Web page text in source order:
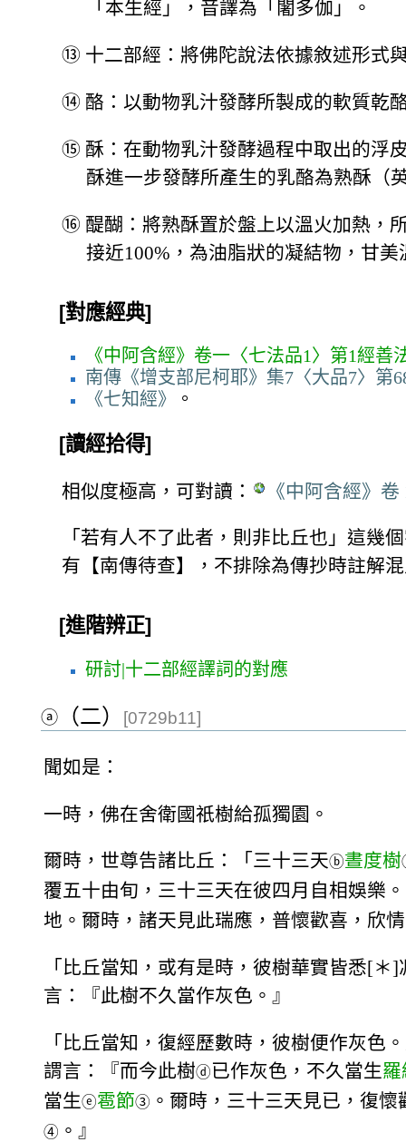
「本生經」，音譯為「闍多伽」。
⑬ 十二部經：將佛陀說法依據敘述形式
⑭ 酪：以動物乳汁發酵所製成的軟質乾
⑮ 酥：在動物乳汁發酵過程中取出的浮
酥進一步發酵所產生的乳酪為熟酥（
⑯ 醍醐：將熟酥置於盤上以溫火加熱，
接近100%，為油脂狀的凝結物，甘
[對應經典]
《中阿含經》卷一〈七法品1〉第1經善
南傳《增支部尼柯耶》集7〈大品7〉第
《七知經》
。
[讀經拾得]
相似度極高，可對讀： 《中阿含經》
「若有人不了此者，則非比丘也」這幾
有【南傳待查】，不排除為傳抄時註解
[進階辨正]
研討|十二部經譯詞的對應
ⓐ （二） [0729b11]
聞如是：
一時，佛在舍衛國祇樹給孤獨園。
爾時，世尊告諸比丘：「三十三天ⓑ晝度樹
覆五十由旬，三十三天在彼四月自相娛樂
地。爾時，諸天見此瑞應，普懷歡喜，欣
「比丘當知，或有是時，彼樹華實皆悉[
言：『此樹不久當作灰色。』
「比丘當知，復經歷數時，彼樹便作灰色
謂言：『而今此樹ⓓ已作灰色，不久當生羅
當生ⓔ雹節③ 。爾時，三十三天見已，復
④ 。』